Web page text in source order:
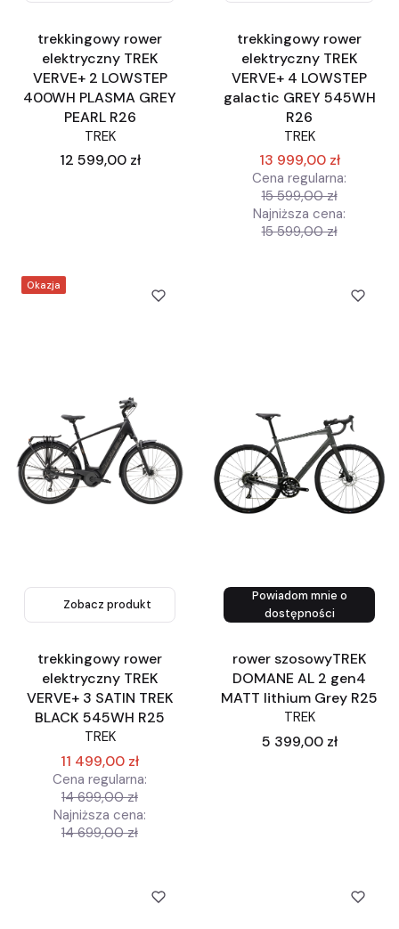
trekkingowy rower
elektryczny TREK
VERVE+ 2 LOWSTEP
400WH PLASMA GREY
PEARL R26
TREK
Cena
12 599,00 zł
trekkingowy rower
elektryczny TREK
VERVE+ 4 LOWSTEP
galactic GREY 545WH
R26
TREK
13 999,00 zł
Cena regularna:
15 599,00 zł
Najniższa cena:
15 599,00 zł
Okazja
Zobacz produkt
trekkingowy rower
elektryczny TREK
VERVE+ 3 SATIN TREK
BLACK 545WH R25
TREK
11 499,00 zł
Cena regularna:
14 699,00 zł
Najniższa cena:
14 699,00 zł
Zobacz produkt
Powiadom mnie o
dostępności
rower szosowyTREK
DOMANE AL 2 gen4
MATT lithium Grey R25
TREK
Cena
5 399,00 zł